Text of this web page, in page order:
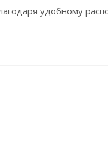
удобному